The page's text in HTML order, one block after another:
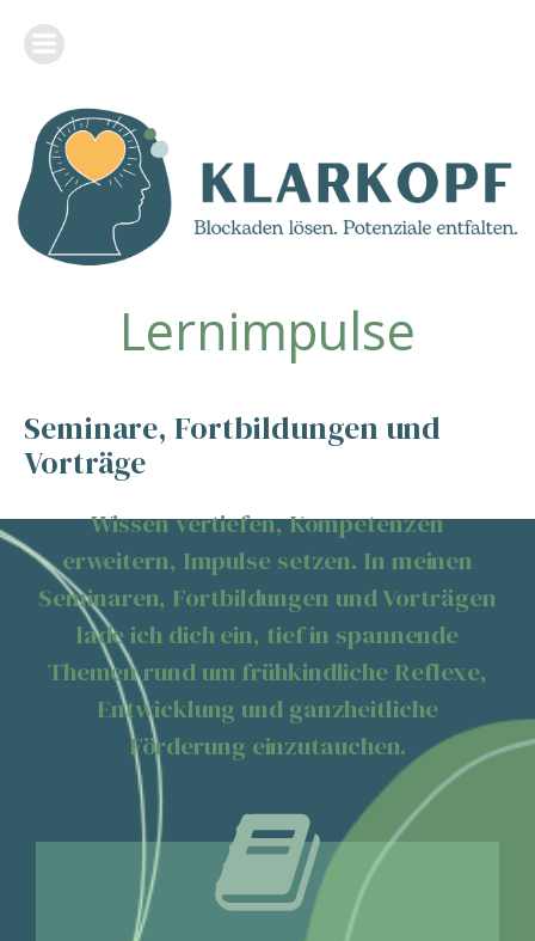
Lernimpulse
Seminare, Fortbildungen und
Vorträge
Wissen vertiefen, Kompetenzen
erweitern, Impulse setzen. In meinen
Seminaren, Fortbildungen und Vorträgen
lade ich dich ein, tief in spannende
Themen rund um frühkindliche Reflexe,
Entwicklung und ganzheitliche
Förderung einzutauchen.